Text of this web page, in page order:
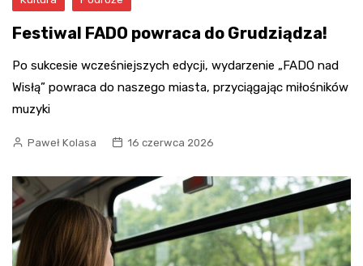
Festiwal FADO powraca do Grudziądza!
Po sukcesie wcześniejszych edycji, wydarzenie „FADO nad
Wisłą” powraca do naszego miasta, przyciągając miłośników
muzyki
Paweł Kolasa 16 czerwca 2026